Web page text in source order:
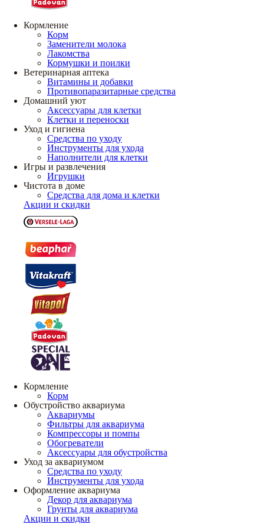
Кормление
Корм
Заменители молока
Лакомства
Кормушки и поилки
Ветеринарная аптека
Витамины и добавки
Противопаразитарные средства
Домашний уют
Аксессуары для клетки
Клетки и переноски
Уход и гигиена
Средства по уходу
Инструменты для ухода
Наполнители для клетки
Игры и развлечения
Игрушки
Чистота в доме
Средства для дома и клетки
Акции и скидки
Кормление
Корм
Обустройство аквариума
Аквариумы
Фильтры для аквариума
Компрессоры и помпы
Обогреватели
Аксессуары для обустройства
Уход за аквариумом
Средства по уходу
Инструменты для ухода
Оформление аквариума
Декор для аквариума
Грунты для аквариума
Акции и скидки